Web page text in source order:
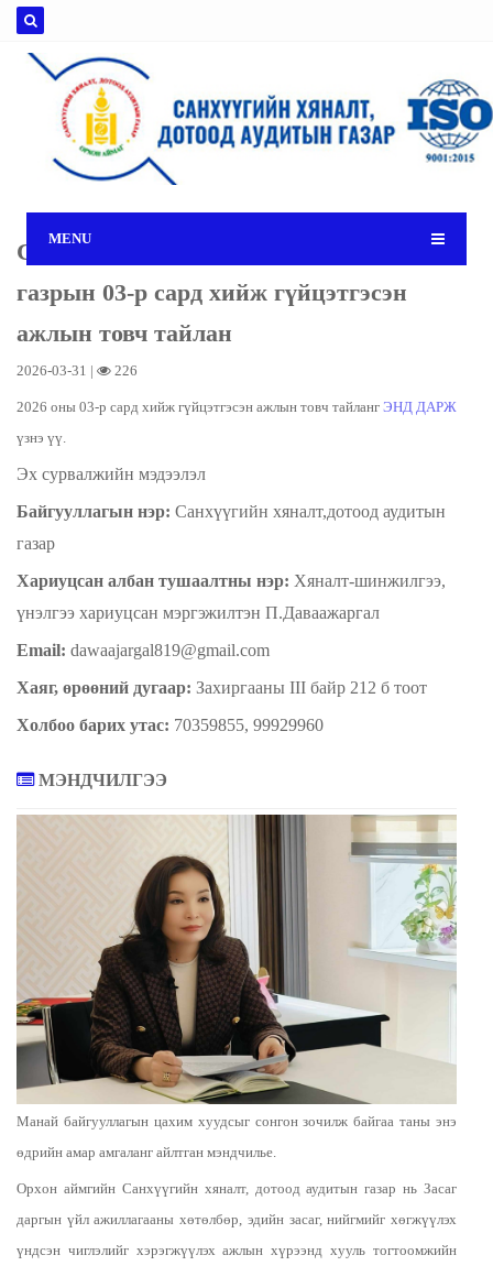
MENU
Санхүүгийн хяналт, дотоод аудитын
газрын 03-р сард хийж гүйцэтгэсэн
ажлын товч тайлан
2026-03-31 | 226
2026 оны 03-р сард хийж гүйцэтгэсэн ажлын товч тайланг ЭНД ДАРЖ
үзнэ үү.
Эх сурвалжийн мэдээлэл
Байгууллагын нэр: Санхүүгийн хяналт,дотоод аудитын
газар
Хариуцсан албан тушаалтны нэр: Хяналт-шинжилгээ,
үнэлгээ хариуцсан мэргэжилтэн П.Даваажаргал
Еmail: dawaajargal819@gmail.com
Хаяг, өрөөний дугаар: Захиргааны III байр 212 б тоот
Холбоо барих утас: 70359855, 99929960
МЭНДЧИЛГЭЭ
Манай байгууллагын цахим хуудсыг сонгон зочилж байгаа таны энэ
өдрийн амар амгаланг айлтган мэндчилье.
Орхон аймгийн Санхүүгийн хяналт, дотоод аудитын газар нь Засаг
даргын үйл ажиллагааны хөтөлбөр, эдийн засаг, нийгмийг хөгжүүлэх
үндсэн чиглэлийг хэрэгжүүлэх ажлын хүрээнд хууль тогтоомжийн